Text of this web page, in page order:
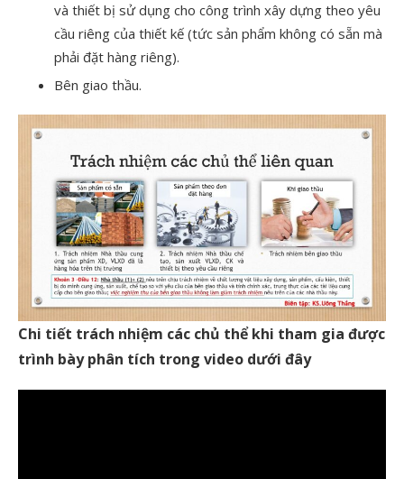
và thiết bị sử dụng cho công trình xây dựng theo yêu
cầu riêng của thiết kế (tức sản phẩm không có sẵn mà
phải đặt hàng riêng).
Bên giao thầu.
Chi tiết trách nhiệm các chủ thể khi tham gia được
trình bày phân tích trong video dưới đây